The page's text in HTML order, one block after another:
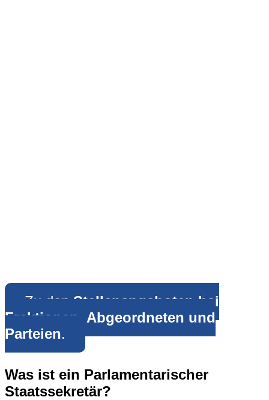
Zu den Stellenangeboten bei
Fraktionen, Abgeordneten und
Parteien.
Was ist ein Parlamentarischer
Staatssekretär?